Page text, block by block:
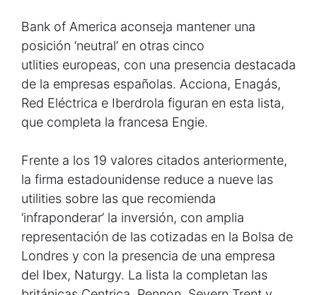
Bank of America aconseja mantener una
posición ‘neutral’ en otras cinco
utlities europeas, con una presencia destacada
de la empresas españolas. Acciona, Enagás,
Red Eléctrica e Iberdrola figuran en esta lista,
que completa la francesa Engie.
Frente a los 19 valores citados anteriormente,
la firma estadounidense reduce a nueve las
utilities sobre las que recomienda
‘infraponderar’ la inversión, con amplia
representación de las cotizadas en la Bolsa de
Londres y con la presencia de una empresa
del Ibex, Naturgy. La lista la completan las